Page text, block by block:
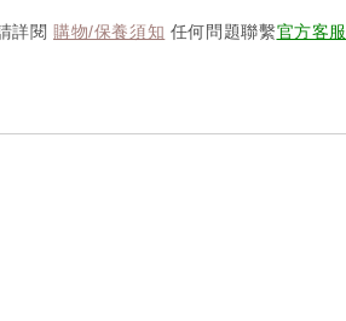
詳閱 購物/保養須知 任何問題聯繫官方客服